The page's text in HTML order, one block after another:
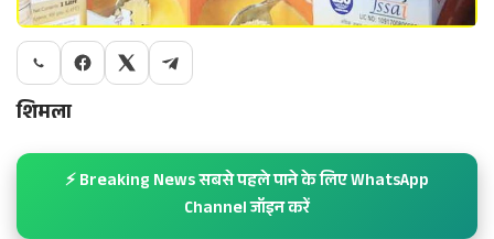
शिमला
⚡ Breaking News सबसे पहले पाने के लिए WhatsApp
Channel जॉइन करें